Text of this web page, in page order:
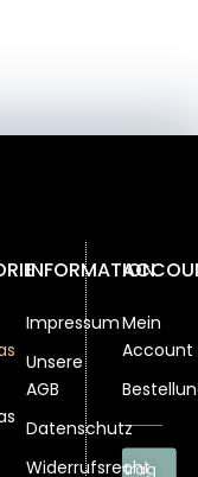
INFORMATION
Impressum
Unsere
AGB
Datenschutz
Widerrufsrecht
Mein
Account
Vertrag